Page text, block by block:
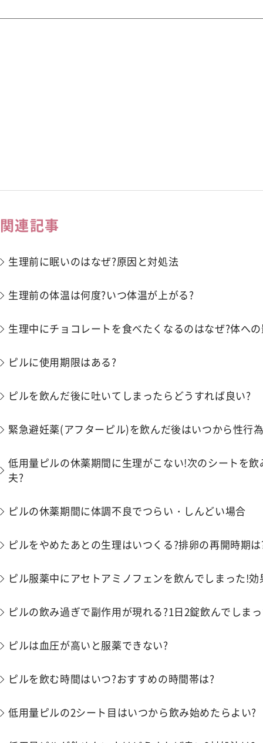
関連記事
生理前に眠いのはなぜ?原因と対処法
生理前の体温は何度?いつ体温が上がる?
生理中にチョコレートを食べたくなるのはなぜ?体へ
ピルに使用期限はある?
ピルを飲んだ後に吐いてしまったらどうすれば良い?
緊急避妊薬(アフターピル)を飲んだ後はいつから性行
低用量ピルの休薬期間に生理がこない!次のシートを飲
夫?
ピルの休薬期間に​​体調不良でつらい・しんどい場合
ピルをやめたあとの生理はいつくる?排卵の再開時期は
ピル服薬中にアセトアミノフェンを飲んでしまった!効
ピルの飲み過ぎで副作用が現れる?1日2錠飲んでしま
ピルは血圧が高いと服薬できない?
ピルを飲む時間はいつ?おすすめの時間帯は?
低用量ピルの2シート目はいつから飲み始めたらよい?